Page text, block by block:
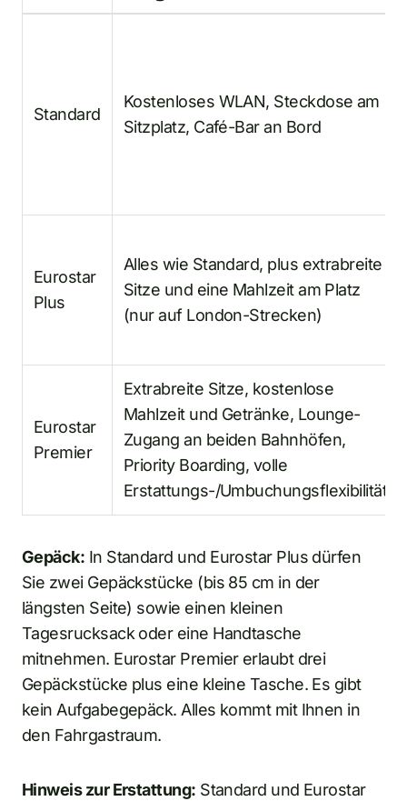
Standard
Kostenloses WLAN, Steckdose am
Sitzplatz, Café-Bar an Bord
Eurostar
Plus
Alles wie Standard, plus extrabreite
Sitze und eine Mahlzeit am Platz
(nur auf London-Strecken)
Eurostar
Premier
Extrabreite Sitze, kostenlose
Mahlzeit und Getränke, Lounge-
Zugang an beiden Bahnhöfen,
Priority Boarding, volle
Erstattungs-/Umbuchungsflexibilität
Gepäck: In Standard und Eurostar Plus dürfen
Sie zwei Gepäckstücke (bis 85 cm in der
längsten Seite) sowie einen kleinen
Tagesrucksack oder eine Handtasche
mitnehmen. Eurostar Premier erlaubt drei
Gepäckstücke plus eine kleine Tasche. Es gibt
kein Aufgabegepäck. Alles kommt mit Ihnen in
den Fahrgastraum.
Hinweis zur Erstattung: Standard und Eurostar